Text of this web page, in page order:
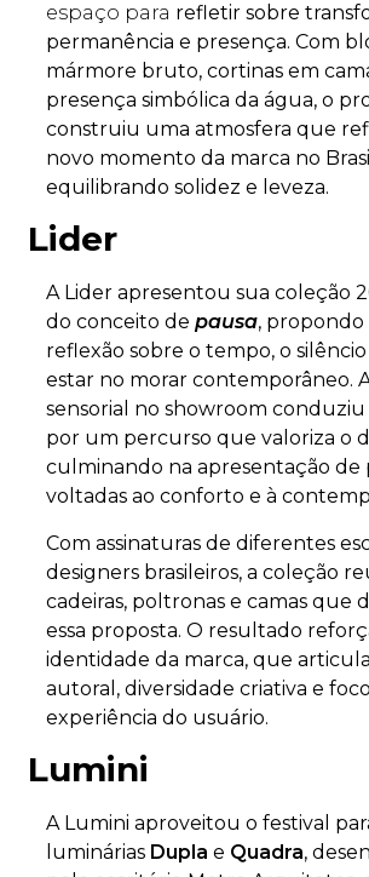
espaço para refletir sobre
permanência e presença. Com
mármore bruto, cortinas em
presença simbólica da água, o
construiu uma atmosfera que
novo momento da marca no
equilibrando solidez e leveza.
Lider
A Lider apresentou sua coleção
do conceito depausa, propondo
reflexão sobre o tempo, o
estar no morar contemporâneo.
sensorial no showroom conduziu
por um percurso que valoriza o
culminando na apresentação de
voltadas ao conforto e à
Com assinaturas de diferentes
designers brasileiros, a coleção
cadeiras, poltronas e camas que
essa proposta. O resultado
identidade da marca, que
autoral, diversidade criativa e
experiência do usuário.
Lumini
A Lumini aproveitou o festival
luminárias Dupla e Quadra,